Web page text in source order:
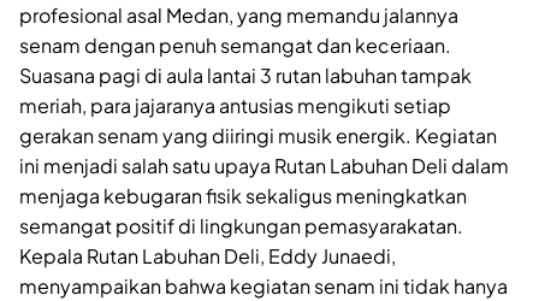
profesional asal Medan, yang memandu jalannya
senam dengan penuh semangat dan keceriaan.
Suasana pagi di aula lantai 3 rutan labuhan tampak
meriah, para jajaranya antusias mengikuti setiap
gerakan senam yang diiringi musik energik. Kegiatan
ini menjadi salah satu upaya Rutan Labuhan Deli dalam
menjaga kebugaran fisik sekaligus meningkatkan
semangat positif di lingkungan pemasyarakatan.
Kepala Rutan Labuhan Deli, Eddy Junaedi,
menyampaikan bahwa kegiatan senam ini tidak hanya